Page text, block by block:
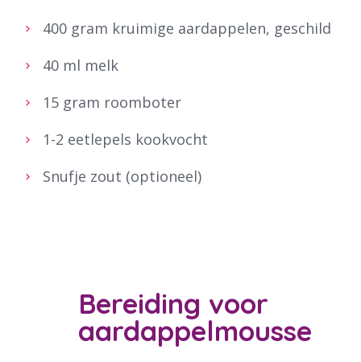
400 gram kruimige aardappelen, geschild
40 ml melk
15 gram roomboter
1-2 eetlepels kookvocht
Snufje zout (optioneel)
Bereiding voor
aardappelmousse